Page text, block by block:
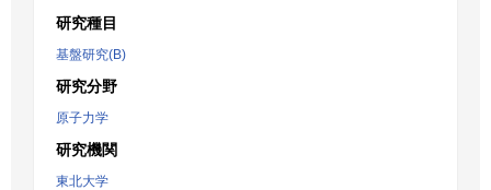
研究種目
基盤研究(B)
研究分野
原子力学
研究機関
東北大学